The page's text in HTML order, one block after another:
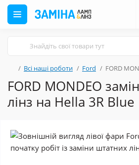
Всі наші роботи Ford FORD
FORD MONDEO
лінз на Hella 3R Blue